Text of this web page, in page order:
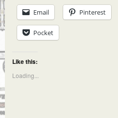
Email Pinterest
Pocket
Like this:
Loading...